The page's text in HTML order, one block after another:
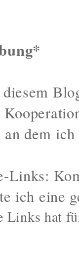
dem
ich eine
hat